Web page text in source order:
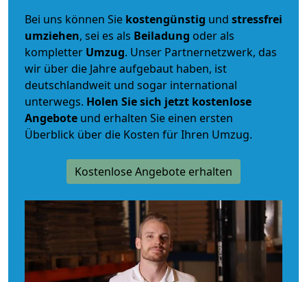
Bei uns können Sie kostengünstig und stressfrei
umziehen, sei es als Beiladung oder als
kompletter Umzug. Unser Partnernetzwerk, das
wir über die Jahre aufgebaut haben, ist
deutschlandweit und sogar international
unterwegs. Holen Sie sich jetzt kostenlose
Angebote und erhalten Sie einen ersten
Überblick über die Kosten für Ihren Umzug.
Kostenlose Angebote erhalten